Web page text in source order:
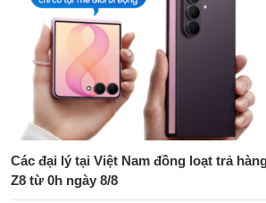
Các đại lý tại Việt Nam đồng loạt trả
Z8 từ 0h ngày 8/8